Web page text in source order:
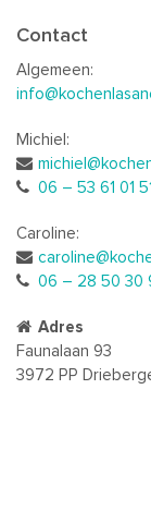
Contact
Algemeen:
Michiel:
06 – 53 61 01 51
Caroline:
06 – 28 50 30
Adres
Faunalaan 93
3972 PP